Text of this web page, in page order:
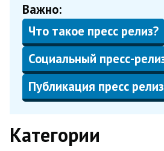
Важно:
Что такое пресс релиз?
Социальный пресс-
Публикация пресс
Категории